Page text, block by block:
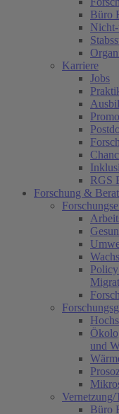
Büro
Karriere
Jobs
RGS
Forschung &
und
Vernetzung/
Büro